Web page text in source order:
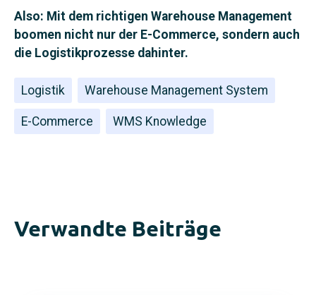
Also: Mit dem richtigen Warehouse Management
boomen nicht nur der E‑Commerce, sondern auch
die Logistikprozesse dahinter.
Logistik Warehouse Management System
E-Commerce WMS Knowledge
Verwandte Beiträge